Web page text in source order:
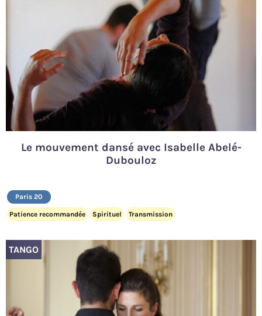
Le mouvement dansé avec Isabelle Abelé-
Dubouloz
Paris 20
Patience recommandée Spirituel Transmission
TANGO